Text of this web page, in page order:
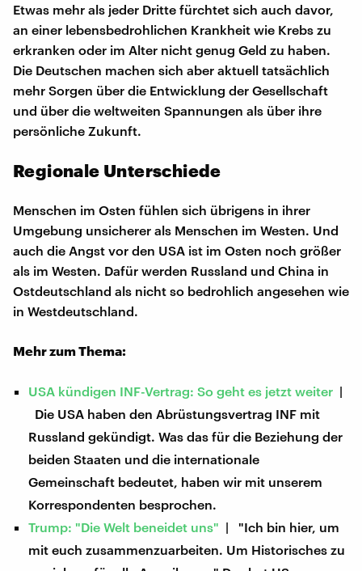
Etwas mehr als jeder Dritte fürchtet sich auch davor,
an einer lebensbedrohlichen Krankheit wie Krebs zu
erkranken oder im Alter nicht genug Geld zu haben.
Die Deutschen machen sich aber aktuell tatsächlich
mehr Sorgen über die Entwicklung der Gesellschaft
und über die weltweiten Spannungen als über ihre
persönliche Zukunft.
Regionale Unterschiede
Menschen im Osten fühlen sich übrigens in ihrer
Umgebung unsicherer als Menschen im Westen. Und
auch die Angst vor den USA ist im Osten noch größer
als im Westen. Dafür werden Russland und China in
Ostdeutschland als nicht so bedrohlich angesehen wie
in Westdeutschland.
Mehr zum Thema:
USA kündigen INF-Vertrag: So geht es jetzt weiter |
Die USA haben den Abrüstungsvertrag INF mit
Russland gekündigt. Was das für die Beziehung der
beiden Staaten und die internationale
Gemeinschaft bedeutet, haben wir mit unserem
Korrespondenten besprochen.
Trump: "Die Welt beneidet uns" | "Ich bin hier, um
mit euch zusammenzuarbeiten. Um Historisches zu